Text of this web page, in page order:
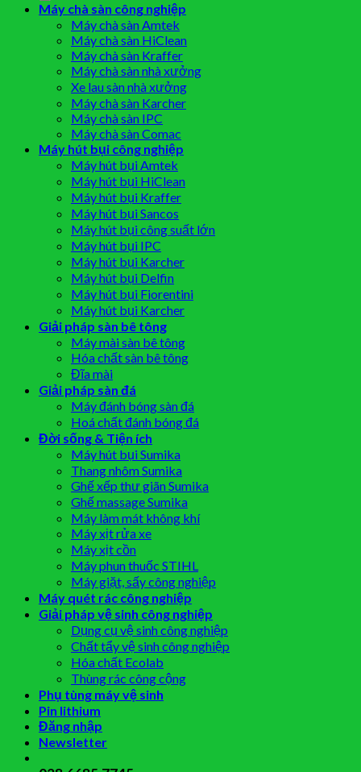
Máy chà sàn công nghiệp
Máy chà sàn Amtek
Máy chà sàn HiClean
Máy chà sàn Kraffer
Máy chà sàn nhà xưởng
Xe lau sàn nhà xưởng
Máy chà sàn Karcher
Máy chà sàn IPC
Máy chà sàn Comac
Máy hút bụi công nghiệp
Máy hút bụi Amtek
Máy hút bụi HiClean
Máy hút bụi Kraffer
Máy hút bụi Sancos
Máy hút bụi công suất lớn
Máy hút bụi IPC
Máy hút bụi Karcher
Máy hút bụi Delfin
Máy hút bụi Fiorentini
Máy hút bụi Karcher
Giải pháp sàn bê tông
Máy mài sàn bê tông
Hóa chất sàn bê tông
Đĩa mài
Giải pháp sàn đá
Máy đánh bóng sàn đá
Hoá chất đánh bóng đá
Đời sống & Tiện ích
Máy hút bụi Sumika
Thang nhôm Sumika
Ghế xếp thư giãn Sumika
Ghế massage Sumika
Máy làm mát không khí
Máy xịt rửa xe
Máy xịt cồn
Máy phun thuốc STIHL
Máy giặt, sấy công nghiệp
Máy quét rác công nghiệp
Giải pháp vệ sinh công nghiệp
Dụng cụ vệ sinh công nghiệp
Chất tẩy vệ sinh công nghiệp
Hóa chất Ecolab
Thùng rác công cộng
Phụ tùng máy vệ sinh
Pin lithium
Đăng nhập
Newsletter